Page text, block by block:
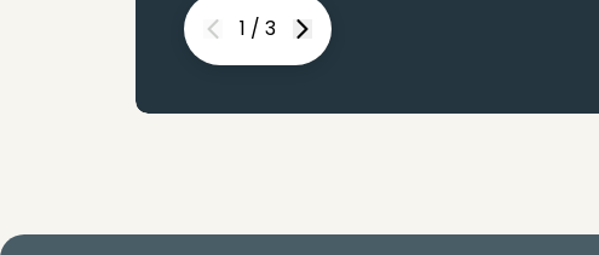
1 / 3
Next